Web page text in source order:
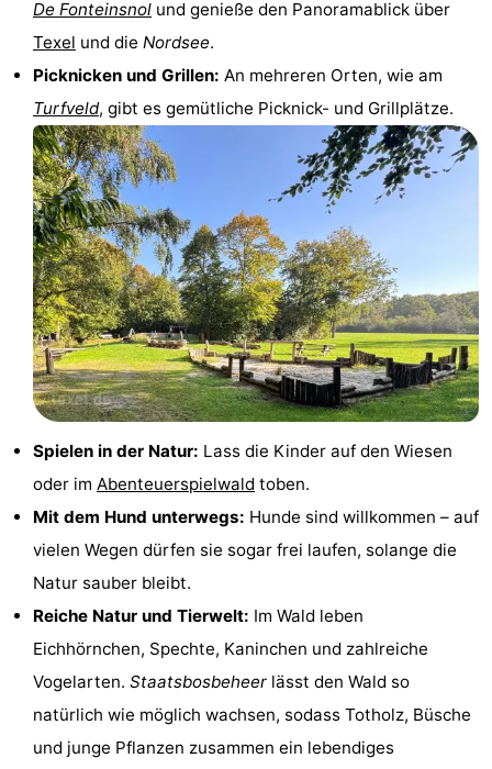
Eibernest
Hoogelandt
Beach
Park
Texel
Buytenveldt
De
Krim
EuroParcs
Texel
Kustpark
Texel
Sluftervallei
Strandhuys
Villapark
Residentie
Texel
-
Villapark
Vogelmient
Hotels
Zimmer
(mit
Frühstück)
Lastminutes
Strand
Sehen
De Fonteinsnol und genieße den Panoramablick über
Texel und die Nordsee.
Picknicken und Grillen: An mehreren Orten, wie am
Turfveld, gibt es gemütliche Picknick- und Grillplätze.
Spielen in der Natur: Lass die Kinder auf den Wiesen
oder im Abenteuerspielwald toben.
Mit dem Hund unterwegs: Hunde sind willkommen – auf
vielen Wegen dürfen sie sogar frei laufen, solange die
Natur sauber bleibt.
Reiche Natur und Tierwelt: Im Wald leben
Eichhörnchen, Spechte, Kaninchen und zahlreiche
Vogelarten. Staatsbosbeheer lässt den Wald so
natürlich wie möglich wachsen, sodass Totholz, Büsche
und junge Pflanzen zusammen ein lebendiges